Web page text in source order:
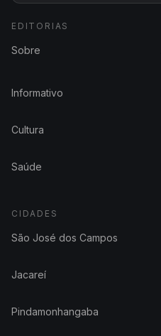
EDITORIAS
Sobre
Informativo
Cultura
Saúde
CIDADES
São José dos Campos
Jacareí
Pindamonhangaba